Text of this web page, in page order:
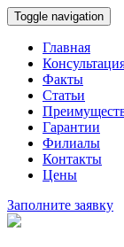
Toggle navigation
Главная
Факты
Статьи
Гарантии
Филиалы
Контакты
Цены
Заполните заявку